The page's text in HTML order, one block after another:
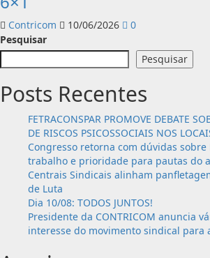
Contricom 10/06/2026
0
Pesquisar
Pesquisar
Posts Recentes
FETRACONSPAR PROMOVE DEBATE
DE RISCOS PSICOSSOCIAIS NOS
Congresso retorna com dúvidas sobre
trabalho e prioridade para pautas do
Centrais Sindicais alinham
de Luta
Dia 10/08: TODOS JUNTOS!
Presidente da CONTRICOM anuncia
interesse do movimento sindical para